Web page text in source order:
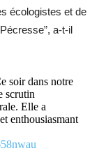
écologistes et de
a-t-il
soir dans notre
scrutin
Elle a
enthousiasmant